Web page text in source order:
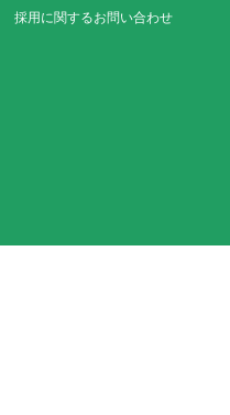
採用に関するお問い合わせ